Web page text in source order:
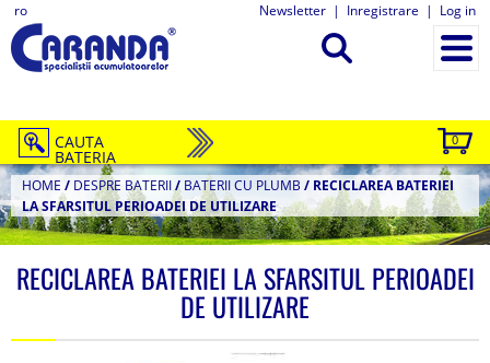
ro Newsletter | Inregistrare | Log in
0
CAUTA
BATERIA
HOME / DESPRE BATERII/ BATERII CU PLUMB / RECICLAREA BATERIEI
LA SFARSITUL PERIOADEI DE UTILIZARE
RECICLAREA BATERIEI LA SFARSITUL PERIOADEI
DE UTILIZARE